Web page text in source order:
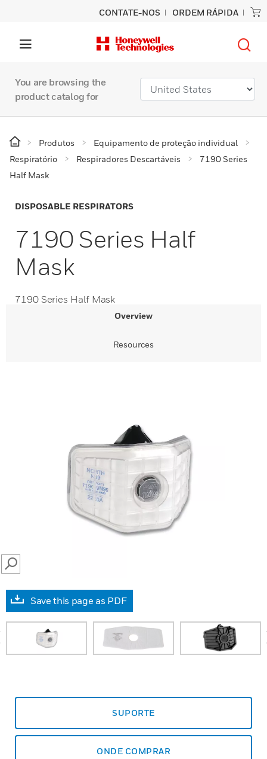
CONTATE-NOS ORDEM RÁPIDA
You are browsing the
product catalog for
Produtos
Equipamento de proteção individual
Respiratório
Respiradores Descartáveis
7190 Series
Half Mask
DISPOSABLE RESPIRATORS
7190 Series Half
Mask
7190 Series Half Mask
Overview
Resources
SEARCH
Save this page as PDF
SUPORTE
ONDE COMPRAR